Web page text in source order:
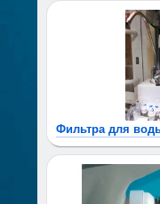
Фильтра для